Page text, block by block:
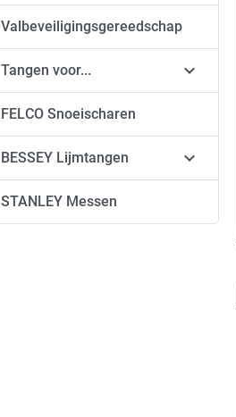
Valbeveiligingsgereedschap
Tangen voor... 
FELCO Snoeischaren
BESSEY Lijmtangen 
STANLEY Messen